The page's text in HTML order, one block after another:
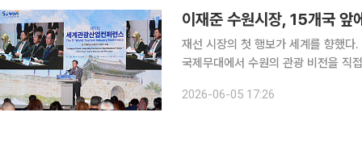
재선 시장의 첫 행보가 세계를 향했
국제무대에서 수원의 관광 비전을 직접 선포했다. 5일 이투데이 취재를 종
와 문화, 첨단 인프라를 촘촘하게 연
2026-06-05 17:26